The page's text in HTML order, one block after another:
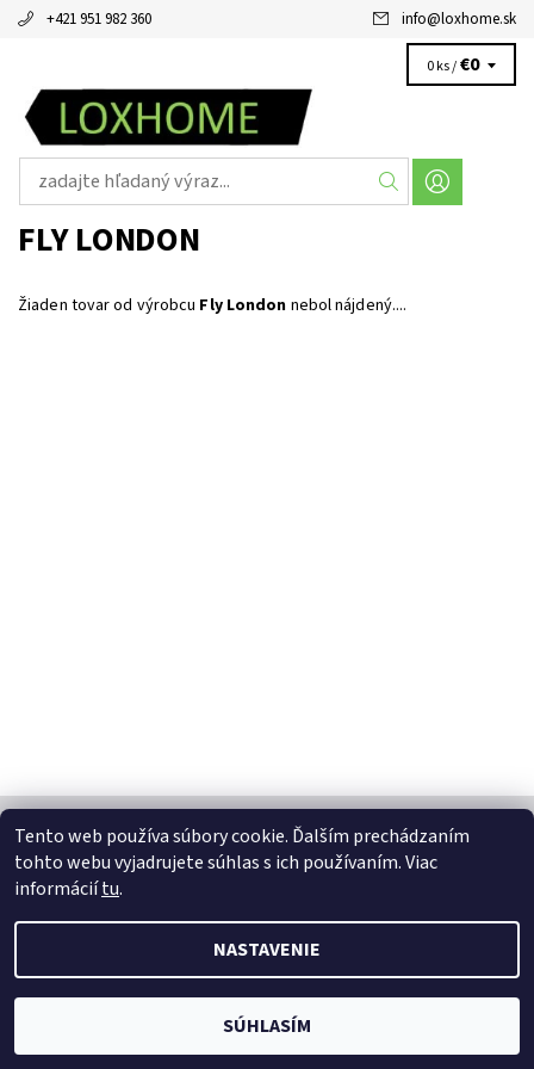
+421 951 982 360 info@loxhome.sk
0 ks /€0
FLY LONDON
Žiaden tovar od výrobcu Fly London nebol nájdený....
2026 © LOXHOME, všetky práva vyhradené
Tento web používa súbory cookie. Ďalším prechádzaním
tohto webu vyjadrujete súhlas s ich používaním. Viac
informáciítu.
NASTAVENIE
SÚHLASÍM